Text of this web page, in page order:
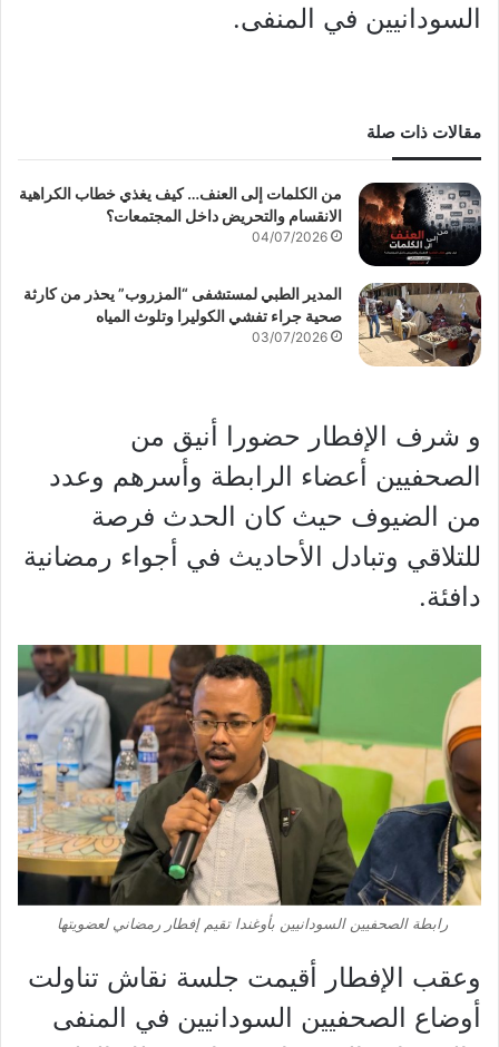
السودانيين في المنفى.
مقالات ذات صلة
من الكلمات إلى العنف… كيف يغذي خطاب الكراهية
الانقسام والتحريض داخل المجتمعات؟
04/07/2026
المدير الطبي لمستشفى “المزروب” يحذر من كارثة
صحية جراء تفشي الكوليرا وتلوث المياه
03/07/2026
و شرف الإفطار حضورا أنيق من
الصحفيين أعضاء الرابطة وأسرهم وعدد
من الضيوف حيث كان الحدث فرصة
للتلاقي وتبادل الأحاديث في أجواء رمضانية
دافئة.
رابطة الصحفيين السودانيين بأوغندا تقيم إفطار رمضاني لعضويتها
وعقب الإفطار أقيمت جلسة نقاش تناولت
أوضاع الصحفيين السودانيين في المنفى